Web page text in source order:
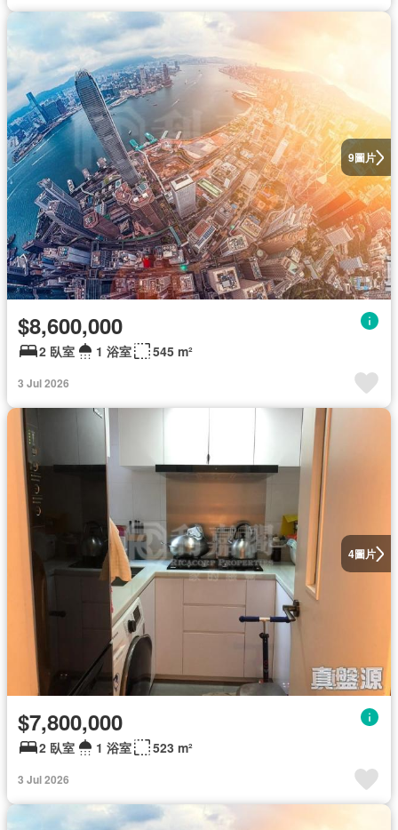
9圖片
$8,600,000
2 臥室 1 浴室 545 m²
3 Jul 2026
4圖片
$7,800,000
2 臥室 1 浴室 523 m²
3 Jul 2026